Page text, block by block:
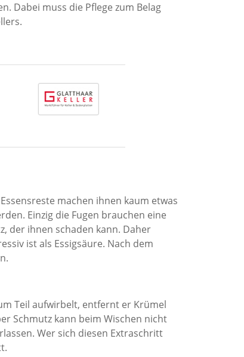
Dabei muss die Pflege zum Belag
machen ihnen kaum etwas
Einzig die Fugen brauchen eine
der ihnen schaden kann. Daher
ist als Essigsäure. Nach dem
Teil aufwirbelt, entfernt er Krümel
Schmutz kann beim Wischen nicht
Wer sich diesen Extraschritt